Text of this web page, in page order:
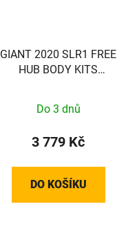
GIANT 2020 SLR1 FREE
HUB BODY KITS
Do 3 dnů
3 779 Kč
DO KOŠÍKU